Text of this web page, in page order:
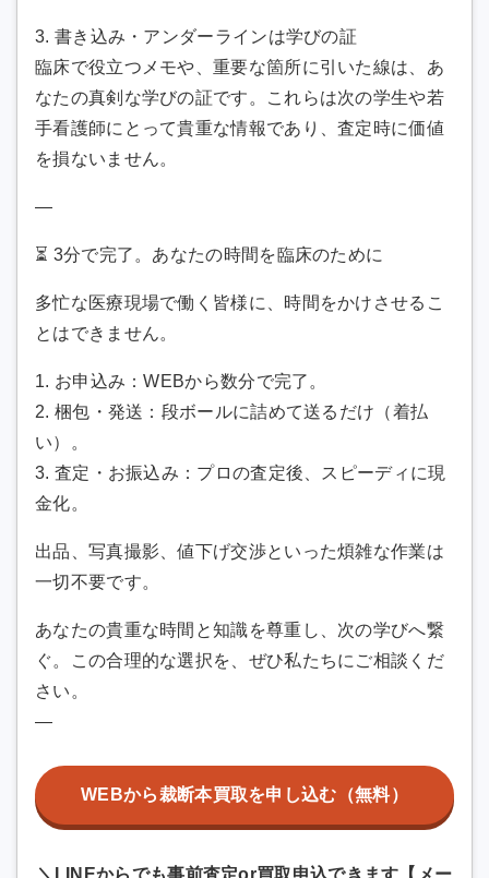
3. 書き込み・アンダーラインは学びの証
臨床で役立つメモや、重要な箇所に引いた線は、あ
なたの真剣な学びの証です。これらは次の学生や若
手看護師にとって貴重な情報であり、査定時に価値
を損ないません。
—
⏳ 3分で完了。あなたの時間を臨床のために
多忙な医療現場で働く皆様に、時間をかけさせるこ
とはできません。
1. お申込み：WEBから数分で完了。
2. 梱包・発送：段ボールに詰めて送るだけ（着払
い）。
3. 査定・お振込み：プロの査定後、スピーディに現
金化。
出品、写真撮影、値下げ交渉といった煩雑な作業は
一切不要です。
あなたの貴重な時間と知識を尊重し、次の学びへ繋
ぐ。この合理的な選択を、ぜひ私たちにご相談くだ
さい。
—
WEBから裁断本買取を申し込む（無料）
＼LINEからでも事前査定or買取申込できます【メー